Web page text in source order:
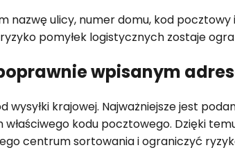
nazwę ulicy, numer domu, kod pocztowy
pomyłek logistycznych zostaje
wpisanym
wysyłki krajowej. Najważniejsze jest
kodu pocztowego. Dzięki
centrum sortowania i ograniczyć